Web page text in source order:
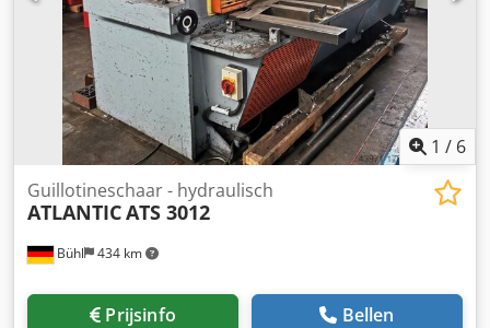
b x h) - Transportgewicht [kg]: 4500kg - Transportcolli [st.]:
1 Financiële informatie BTW: De getoonde prijs is exclusief
BTW BTW/marge: BTW verrekenbaar voor ondernemers
Levering en inruil altijd mogelijk van alles in de industriële
sectoren Dcjdpjymbhzefx Ad Iok Lukas van Rossum
1 / 6
Bühl 434 km
Guillotineschaar - hydraulisch
ATLANTICATS 3012
Prijsinfo Bellen